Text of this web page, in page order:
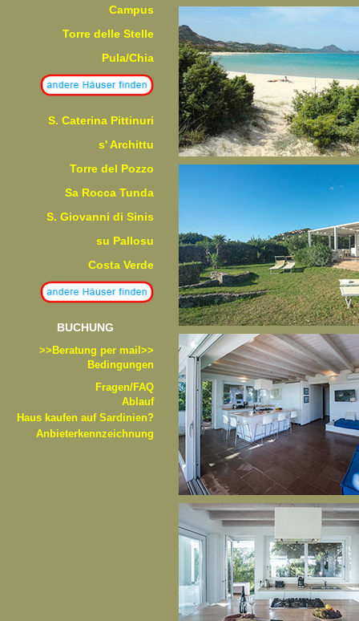
Campus
Torre delle Stelle
Pula/Chia
S. Caterina Pittinuri
s' Archittu
Torre del Pozzo
Sa Rocca Tunda
S. Giovanni di Sinis
su Pallosu
Costa Verde
BUCHUNG
>>Beratung per mail>>
Bedingungen
Fragen/FAQ
Ablauf
Haus kaufen auf Sardinien?
Anbieterkennzeichnung